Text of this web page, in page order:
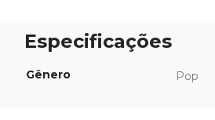
Gênero Pop